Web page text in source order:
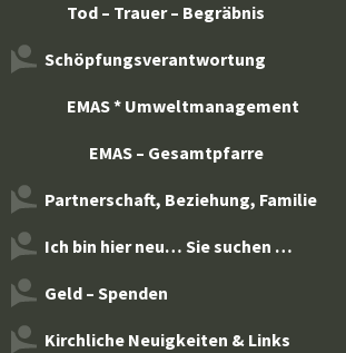
Tod – Trauer – Begräbnis
Schöpfungsverantwortung
EMAS * Umweltmanagement
EMAS – Gesamtpfarre
Partnerschaft, Beziehung, Familie
Ich bin hier neu… Sie suchen …
Geld – Spenden
Kirchliche Neuigkeiten & Links